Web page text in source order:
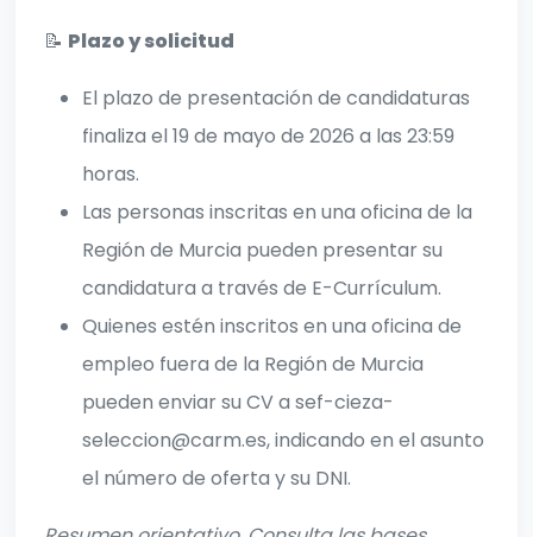
📝 Plazo y solicitud
El plazo de presentación de candidaturas
finaliza el 19 de mayo de 2026 a las 23:59
horas.
Las personas inscritas en una oficina de la
Región de Murcia pueden presentar su
candidatura a través de E-Currículum.
Quienes estén inscritos en una oficina de
empleo fuera de la Región de Murcia
pueden enviar su CV a sef-cieza-
seleccion@carm.es, indicando en el asunto
el número de oferta y su DNI.